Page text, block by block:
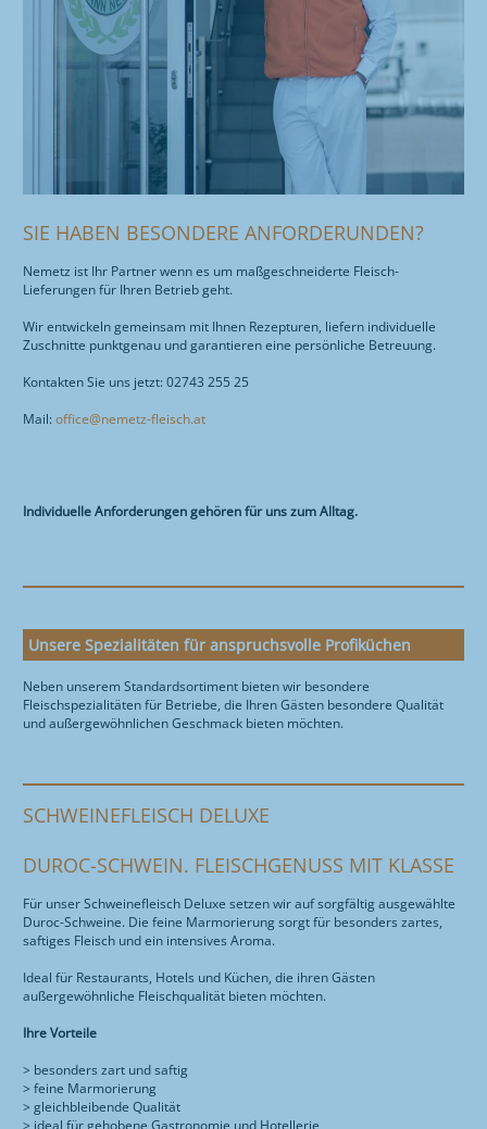
SIE HABEN BESONDERE ANFORDERUNDEN?
Nemetz ist Ihr Partner wenn es um maßgeschneiderte Fleisch-
Lieferungen für Ihren Betrieb geht.
Wir entwickeln gemeinsam mit Ihnen Rezepturen, liefern individuelle
Zuschnitte punktgenau und garantieren eine persönliche Betreuung.
Kontakten Sie uns jetzt: 02743 255 25
Mail: office@nemetz-fleisch.at
Individuelle Anforderungen gehören für uns zum Alltag.
Unsere Spezialitäten für anspruchsvolle Profiküchen
Neben unserem Standardsortiment bieten wir besondere
Fleischspezialitäten für Betriebe, die Ihren Gästen besondere Qualität
und außergewöhnlichen Geschmack bieten möchten.
SCHWEINEFLEISCH DELUXE
DUROC-SCHWEIN. FLEISCHGENUSS MIT KLASSE
Für unser Schweinefleisch Deluxe setzen wir auf sorgfältig ausgewählte
Duroc-Schweine. Die feine Marmorierung sorgt für besonders zartes,
saftiges Fleisch und ein intensives Aroma.
Ideal für Restaurants, Hotels und Küchen, die ihren Gästen
außergewöhnliche Fleischqualität bieten möchten.
Ihre Vorteile
> besonders zart und saftig
> feine Marmorierung
> gleichbleibende Qualität
> ideal für gehobene Gastronomie und Hotellerie